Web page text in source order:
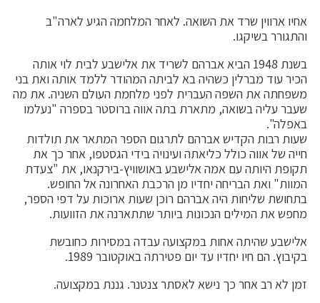
אחיו ארווין שרד את השואה. לאחר המלחמה הגיע לארה"ב
והתגורר בשיקגו.
בשנת 1948 הביא אברהם לשריד את אלישבע לבית לוי אותה
הכיר עוד מברלין כשהיה בא לביתה המהודר ללמד אותה ואת בני
משפחתה את השפה העברית לפני מלחמת העולם השניה. את מה
שעבר עליה בשואה, מתארת בתה אווה ברוסטר בספרה "נעלמו
באפלה".
שעות רבות הקדיש אברהם לתרגום הספר המתאר את תולדות
חייה של אווה כולל כליאתה ועינויה בידי הגסטפו, אחר כך את
תקופת היותה עם אמה אלישבע באושוויץ-בירקנאו, את "צעדת
המוות" ואת הבריחה יחדיו מן הרכבת האחרונה אל החופש.
בתחושת שליחות היה אברהם רוכן שעות ארוכות על דפי הספר,
מחפש את המילים הנכונות ביותר שתתארנה את הזוועות.
אלישבע שהיתה אחות במקצועה עבדה במסירות כחובשת
בקיבוץ. הם חיו יחדיו עד יום פטירתה באוקטובר 1989.
זמן לא רב אחר כך נישא לאסתר צנטנר. גננת במקצועה.